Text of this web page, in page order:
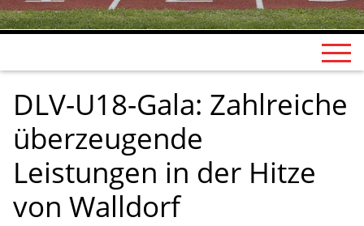
DLV-U18-Gala: Zahlreiche
überzeugende
Leistungen in der Hitze
von Walldorf